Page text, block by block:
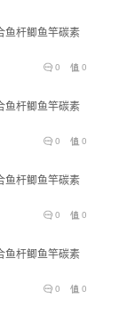
鱼杆鲫鱼竿碳素
0
0
鱼杆鲫鱼竿碳素
0
0
鱼杆鲫鱼竿碳素
0
0
鱼杆鲫鱼竿碳素
0
0